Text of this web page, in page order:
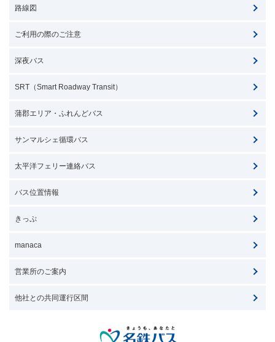
路線図
ご利用の際のご注意
深夜バス
SRT（Smart Roadway Transit）
蒲郡エリア・ふれんどバス
サンマルシェ循環バス
太平洋フェリー連絡バス
バス位置情報
きっぷ
manaca
営業所のご案内
他社との共同運行区間